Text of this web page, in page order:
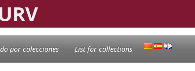
por colecciones List for collections